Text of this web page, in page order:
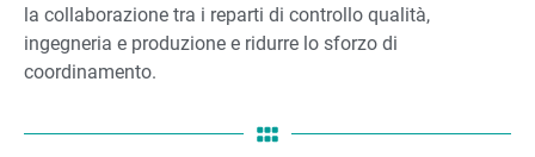
la collaborazione tra i reparti di controllo qualità,
ingegneria e produzione e ridurre lo sforzo di
coordinamento.